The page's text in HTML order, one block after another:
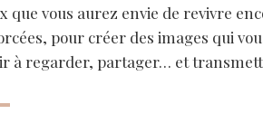
vous aurez envie de revivre
pour créer des images qui
à regarder, partager… et